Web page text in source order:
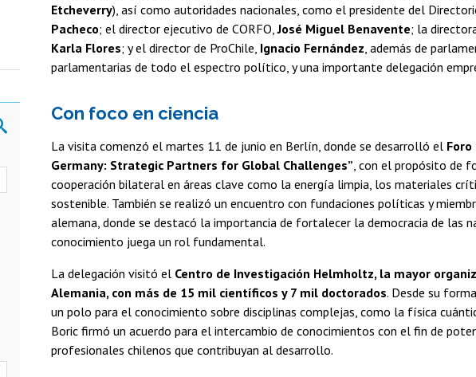
Etcheverry), así como autoridades nacionales, como el presidente del
Pacheco; el director ejecutivo de CORFO,José Miguel Benavente; la
Karla Flores; y el director de ProChile, Ignacio Fernández , además de
parlamentarias de todo el espectro político, y una importante delegación
Con foco en ciencia
La visita comenzó el martes 11 de junio en Berlín, donde se desarrolló el Foro
Germany: Strategic Partners for Global Challenges” , con el propósito de
cooperación bilateral en áreas clave como la energía limpia, los materiales
sostenible. También se realizó un encuentro con fundaciones políticas y
alemana, donde se destacó la importancia de fortalecer la democracia de las
conocimiento juega un rol fundamental.
La delegación visitó el Centro de Investigación Helmholtz, la mayor
Alemania, con más de 15 mil científicos y 7 mil doctorados. Desde su
un polo para el conocimiento sobre disciplinas complejas, como la física
Boric firmó un acuerdo para el intercambio de conocimientos con el fin de
profesionales chilenos que contribuyan al desarrollo.